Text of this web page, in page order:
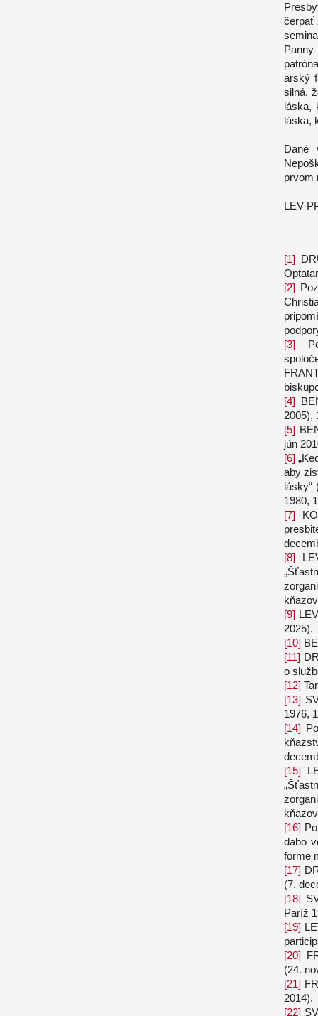
čerpať
Panny
arský
silná,
láska,
láska,
Dané
prvom
LEV
[1]
[2]
[3]
[4]
2005),
[5]
jún
[6]
aby
lásky“
1980,
[7]
[8]
[9]
2025).
[10]
[11]
o
[12]
[13]
1976,
[14]
[15]
[16]
dabo
forme
[17]
(7.
[18]
Paríž
[19]
[20]
(24.
[21]
2014).
[22]